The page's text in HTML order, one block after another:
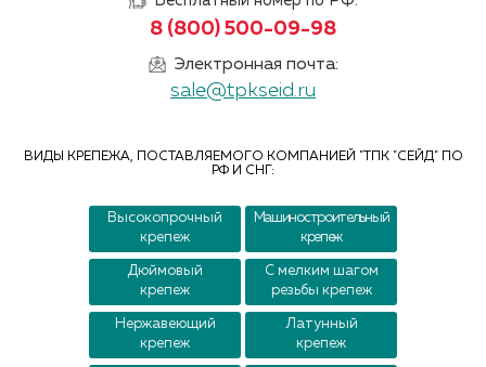
8 (800) 500-09-98
Электронная почта:
sale@tpkseid.ru
ВИДЫ КРЕПЕЖА, ПОСТАВЛЯЕМОГО КОМПАНИЕЙ "ТПК "СЕЙД" ПО
РФ И СНГ:
Высокопрочный
крепеж
Машиностроительный
крепеж
Дюймовый
крепеж
С мелким шагом
резьбы крепеж
Нержавеющий
крепеж
Латунный
крепеж
Информация